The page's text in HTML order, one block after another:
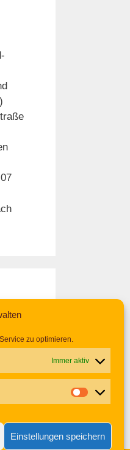
zu optimieren.
Immer aktiv
Einstellungen speichern